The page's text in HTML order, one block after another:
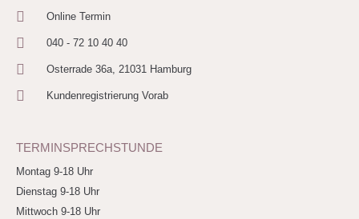
Online Termin
040 - 72 10 40 40
Osterrade 36a, 21031 Hamburg
Kundenregistrierung Vorab
TERMINSPRECHSTUNDE
Montag 9-18 Uhr
Dienstag 9-18 Uhr
Mittwoch 9-18 Uhr